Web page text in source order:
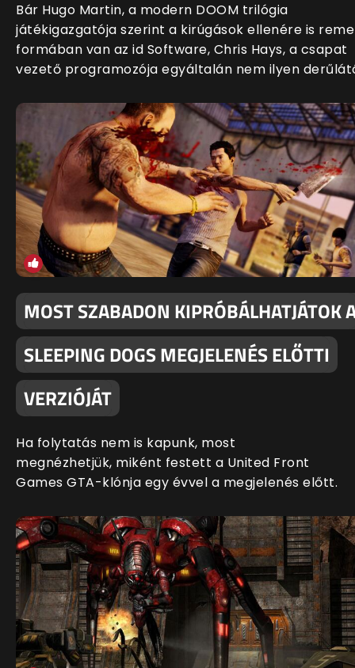
Bár Hugo Martin, a modern DOOM trilógia
játékigazgatója szerint a kirúgások ellenére is
formában van az id Software, Chris Hays, a csapat
vezető programozója egyáltalán nem ilyen
MOST SZABADON KIPRÓBÁLHATJÁTOK
SLEEPING DOGS MEGJELENÉS ELŐTTI
VERZIÓJÁT
Ha folytatás nem is kapunk, most
megnézhetjük, miként festett a United Front
Games GTA-klónja egy évvel a megjelenés előtt.